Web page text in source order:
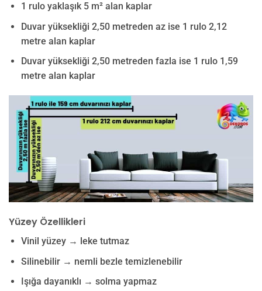
1 rulo yaklaşık 5 m² alan kaplar
Duvar yüksekliği 2,50 metreden az ise 1 rulo 2,12
metre alan kaplar
Duvar yüksekliği 2,50 metreden fazla ise 1 rulo 1,59
metre alan kaplar
Yüzey Özellikleri
Vinil yüzey → leke tutmaz
Silinebilir → nemli bezle temizlenebilir
Işığa dayanıklı → solma yapmaz